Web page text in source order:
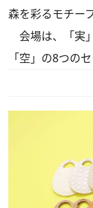
森を彩るモチー
会場は、「実
「空」の8つの